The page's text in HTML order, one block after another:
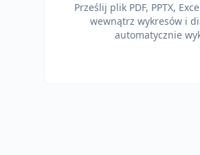
Prześlij plik PDF, PPTX,
wewnątrz wykresów i
automatycznie